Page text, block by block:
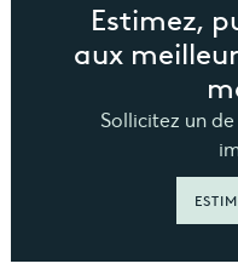
Estimez,
aux
Sollicitez un